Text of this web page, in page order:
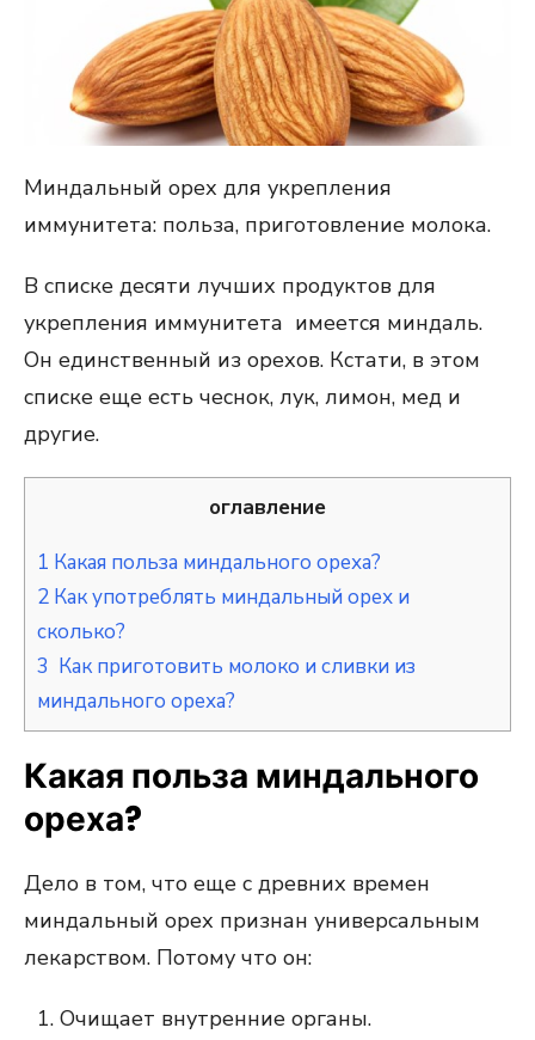
Миндальный орех для укрепления
иммунитета: польза, приготовление молока.
В списке десяти лучших продуктов для
укрепления иммунитета имеется миндаль.
Он единственный из орехов. Кстати, в этом
списке еще есть чеснок, лук, лимон, мед и
другие.
оглавление
1 Какая польза миндального ореха?
2 Как употреблять миндальный орех и
сколько?
3 Как приготовить молоко и сливки из
миндального ореха?
Какая польза миндального
ореха?
Дело в том, что еще с древних времен
миндальный орех признан универсальным
лекарством. Потому что он:
Очищает внутренние органы.